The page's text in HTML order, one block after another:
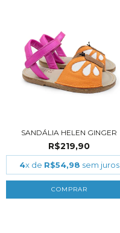
SANDÁLIA HELEN GINGER
R$219,90
4x de R$54,98 sem juros
COMPRAR